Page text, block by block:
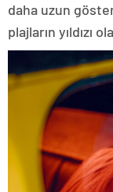
daha uzun
plajların yıldızı